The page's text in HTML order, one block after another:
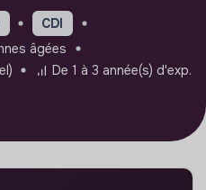
CDI
âgées
De 1 à 3 année(s) d'exp.